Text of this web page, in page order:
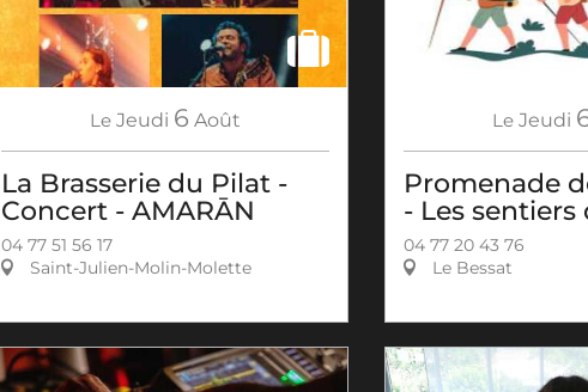
Le Jeudi 6 Août
La Brasserie du Pilat -
Concert - AMARĀN
04 77 51 56 17
Saint-Julien-Molin-Molette
Le Jeudi
Promenade
- Les sentiers
04 77 20 43 76
Le Bessat